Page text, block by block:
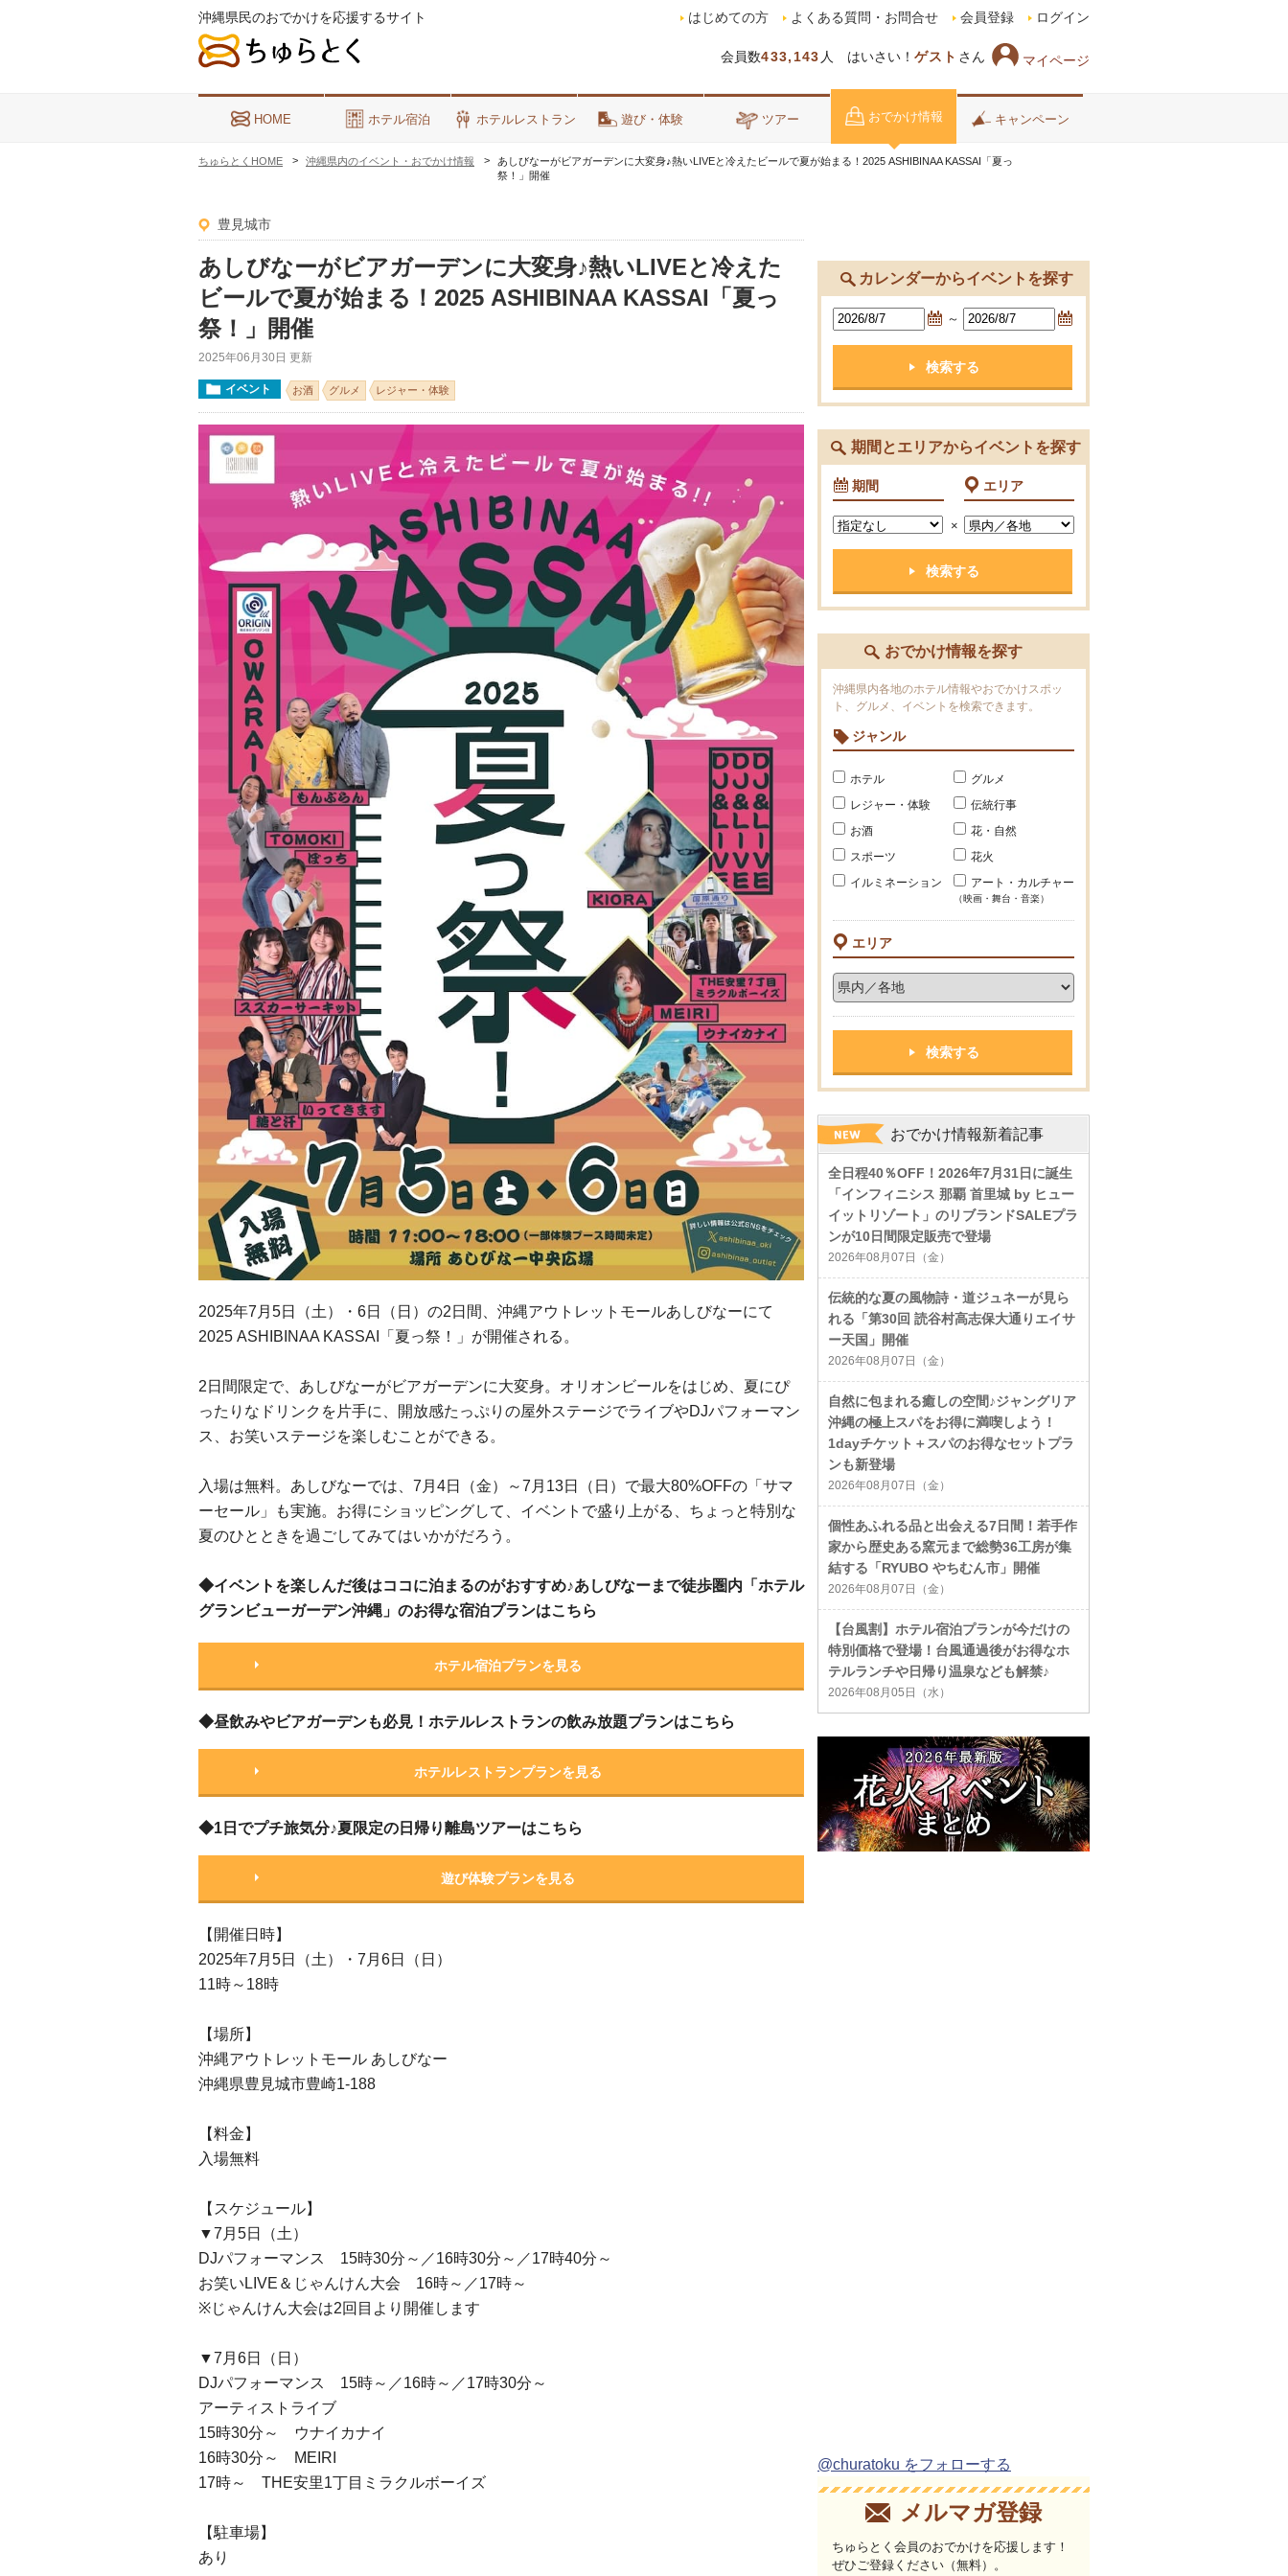
沖縄県民のおでかけを応援するサイト
会員数433,143 人 はいさい！ ゲスト さん マイページ
はじめての方 よくある質問・お問合せ 会員登録 ログイン
HOME ホテル宿泊 ホテルレストラン 遊び・体験 ツアー おでかけ情報 キャンペーン
ちゅらとくHOME 沖縄県内のイベント・おでかけ情報
あしびなーがビアガーデンに大変身♪熱いLIVEと冷えたビールで夏が始まる！2025 ASHIBINAA KASSAI「夏っ
祭！」開催
カレンダーからイベントを探す
～
期間とエリアからイベントを探す
期間
×
エリア
おでかけ情報を探す
沖縄県内各地のホテル情報やおでかけスポッ
ト、グルメ、イベントを検索できます。
ジャンル
ホテル
グルメ
レジャー・体験
伝統行事
お酒
花・自然
スポーツ
花火
イルミネーション
アート・カルチャー
（映画・舞台・音楽）
エリア
おでかけ情報新着記事
全日程40％OFF！2026年7月31日に誕生
「インフィニシス 那覇 首里城 by ヒュー
イットリゾート」のリブランドSALEプラ
ンが10日間限定販売で登場
2026年08月07日（金）
伝統的な夏の風物詩・道ジュネーが見ら
れる「第30回 読谷村高志保大通りエイサ
ー天国」開催
2026年08月07日（金）
自然に包まれる癒しの空間♪ジャングリア
沖縄の極上スパをお得に満喫しよう！
1dayチケット＋スパのお得なセットプラ
ンも新登場
2026年08月07日（金）
個性あふれる品と出会える7日間！若手作
家から歴史ある窯元まで総勢36工房が集
結する「RYUBO やちむん市」開催
2026年08月07日（金）
【台風割】ホテル宿泊プランが今だけの
特別価格で登場！台風通過後がお得なホ
テルランチや日帰り温泉なども解禁♪
2026年08月05日（水）
@churatoku をフォローする
メルマガ登録
ちゅらとく会員のおでかけを応援します！
ぜひご登録ください（無料）。
豊見城市
あしびなーがビアガーデンに大変身♪熱いLIVEと冷えた
ビールで夏が始まる！2025 ASHIBINAA KASSAI「夏っ
祭！」開催
2025年06月30日 更新
イベント お酒 グルメ レジャー・体験
2025年7月5日（土）・6日（日）の2日間、沖縄アウトレットモールあしびなーにて
2025 ASHIBINAA KASSAI「夏っ祭！」が開催される。
2日間限定で、あしびなーがビアガーデンに大変身。オリオンビールをはじめ、夏にぴ
ったりなドリンクを片手に、開放感たっぷりの屋外ステージでライブやDJパフォーマン
ス、お笑いステージを楽しむことができる。
入場は無料。あしびなーでは、7月4日（金）～7月13日（日）で最大80%OFFの「サマ
ーセール」も実施。お得にショッピングして、イベントで盛り上がる、ちょっと特別な
夏のひとときを過ごしてみてはいかがだろう。
◆イベントを楽しんだ後はココに泊まるのがおすすめ♪あしびなーまで徒歩圏内「ホテル
グランビューガーデン沖縄」のお得な宿泊プランはこちら
ホテル宿泊プランを見る
◆昼飲みやビアガーデンも必見！ホテルレストランの飲み放題プランはこちら
ホテルレストランプランを見る
◆1日でプチ旅気分♪夏限定の日帰り離島ツアーはこちら
遊び体験プランを見る
【開催日時】
2025年7月5日（土）・7月6日（日）
11時～18時
【場所】
沖縄アウトレットモール あしびなー
沖縄県豊見城市豊崎1-188
【料金】
入場無料
【スケジュール】
▼7月5日（土）
DJパフォーマンス 15時30分～／16時30分～／17時40分～
お笑いLIVE＆じゃんけん大会 16時～／17時～
※じゃんけん大会は2回目より開催します
▼7月6日（日）
DJパフォーマンス 15時～／16時～／17時30分～
アーティストライブ
15時30分～ ウナイカナイ
16時30分～ MEIRI
17時～ THE安里1丁目ミラクルボーイズ
【駐車場】
あり